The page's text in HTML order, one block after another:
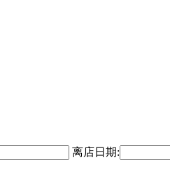
离店日期: